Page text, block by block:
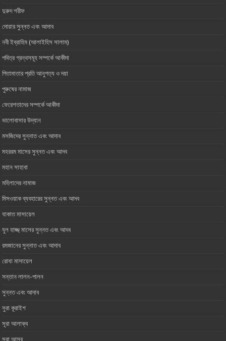
দুরুদ শরীফ
দোয়ার সুন্নত এবং আদাব
নবী ইব্রাহিম (আলাইহিস সালাম)
পবিত্র গ্রন্থসমূহ সম্পর্কে আকীদা
পিতামাতার প্রতি আনুগত্য ও ‎দয়া
পুরুষের নামাজ
ফেরেশতাদের সম্পর্কে আকীদা
ভালোবাসার ‎উদ্যান
মসজিদের সুন্নাত এবং আদাব
মহররম মাসের সুন্নত এবং আদব
মহান সাহাবা
মহিলাদের নামাজ
মিসওয়াক ব্যবহারের সুন্নত এবং আদব
যাকাত মাসায়েল
যুল হাজ্জ্ মাসের সুন্নত এবং আদব
রমজানের সুন্নাত এবং আদাব
রোযা মাসায়েল
সন্তান লালন-পালন
সুন্নত এবং আদাব
সুরা কূরাইশ
সূরা আলাক্ব